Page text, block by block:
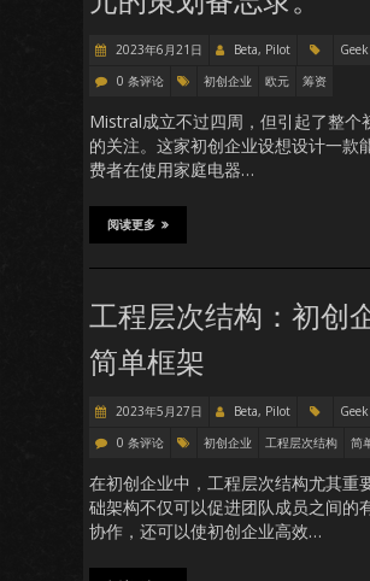
2023年6月21日 Beta, Pilot
0 条评论
初创企业 欧元 筹资
Mistral成立不过四周，但引起了整个
的关注。这家初创企业设想设计一款
费者在使用家庭电器…
阅读更多
工程层次结构：初创
简单框架
2023年5月27日 Beta, Pilot
0 条评论
初创企业 工程层次结构 简
在初创企业中，工程层次结构尤其重
础架构不仅可以促进团队成员之间的
协作，还可以使初创企业高效…